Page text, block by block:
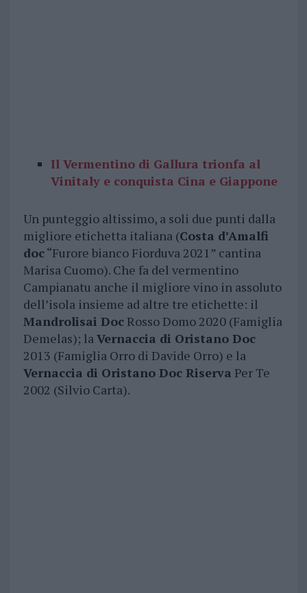
Il Vermentino di Gallura trionfa al
Vinitaly e conquista Cina e Giappone
Un punteggio altissimo, a soli due punti dalla
migliore etichetta italiana (Costa d’Amalfi
doc“Furore bianco Fiorduva 2021” cantina
Marisa Cuomo). Che fa del vermentino
Campianatu anche il migliore vino in assoluto
dell’isola insieme ad altre tre etichette: il
Mandrolisai DocRosso Domo 2020 (Famiglia
Demelas); laVernaccia di Oristano Doc
2013 (Famiglia Orro di Davide Orro) e la
Vernaccia di Oristano Doc Riserva Per Te
2002 (Silvio Carta).